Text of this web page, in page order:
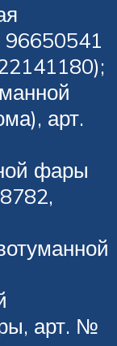
96650541
арт.
фары
арт. №